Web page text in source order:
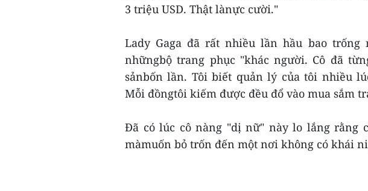
3 triệu USD. Thật lànực cười."
Lady Gaga đã rất nhiều lần hầu bao
nhữngbộ trang phục "khác người. Cô đã
sảnbốn lần. Tôi biết quản lý của tôi nhiều
Mỗi đồngtôi kiếm được đều đổ vào mua sắm
Đã có lúc cô nàng "dị nữ" này lo lắng rằng
màmuốn bỏ trốn đến một nơi không có khái